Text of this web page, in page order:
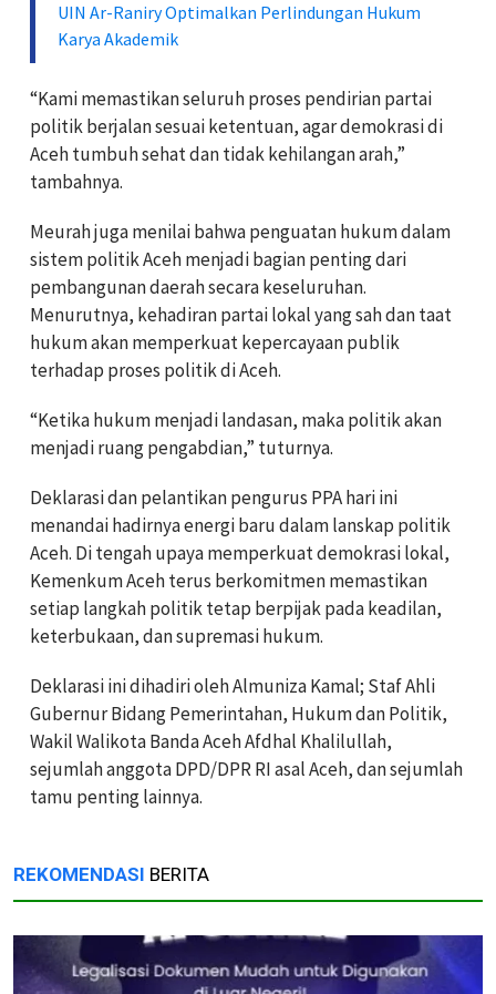
UIN Ar-Raniry Optimalkan Perlindungan Hukum
Karya Akademik
“Kami memastikan seluruh proses pendirian partai
politik berjalan sesuai ketentuan, agar demokrasi di
Aceh tumbuh sehat dan tidak kehilangan arah,”
tambahnya.
Meurah juga menilai bahwa penguatan hukum dalam
sistem politik Aceh menjadi bagian penting dari
pembangunan daerah secara keseluruhan.
Menurutnya, kehadiran partai lokal yang sah dan taat
hukum akan memperkuat kepercayaan publik
terhadap proses politik di Aceh.
“Ketika hukum menjadi landasan, maka politik akan
menjadi ruang pengabdian,” tuturnya.
Deklarasi dan pelantikan pengurus PPA hari ini
menandai hadirnya energi baru dalam lanskap politik
Aceh. Di tengah upaya memperkuat demokrasi lokal,
Kemenkum Aceh terus berkomitmen memastikan
setiap langkah politik tetap berpijak pada keadilan,
keterbukaan, dan supremasi hukum.
Deklarasi ini dihadiri oleh Almuniza Kamal; Staf Ahli
Gubernur Bidang Pemerintahan, Hukum dan Politik,
Wakil Walikota Banda Aceh Afdhal Khalilullah,
sejumlah anggota DPD/DPR RI asal Aceh, dan sejumlah
tamu penting lainnya.
REKOMENDASI BERITA